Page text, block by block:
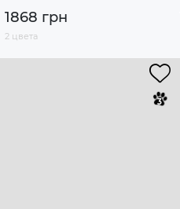
1868 грн
2 цвета